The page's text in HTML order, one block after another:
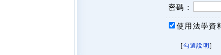
密碼：
使用法學資
[勾選說明 ]